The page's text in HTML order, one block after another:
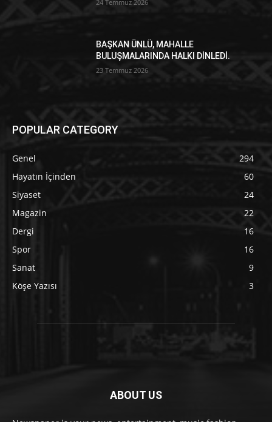
24 Temmuz 2026
BAŞKAN ÜNLÜ, MAHALLE
BULUŞMALARINDA HALKI DİNLEDİ.
23 Temmuz 2026
POPULAR CATEGORY
Genel
294
Hayatın İçinden
60
Siyaset
24
Magazin
22
Dergi
16
Spor
16
Sanat
9
Köşe Yazısı
3
ABOUT US